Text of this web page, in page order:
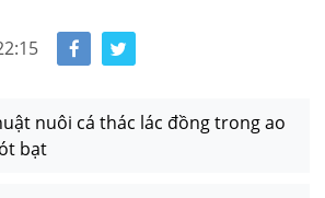
nuôi cá thác lác đồng trong ao
bạt